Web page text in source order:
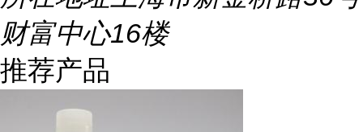
财富中心16楼
推荐产品